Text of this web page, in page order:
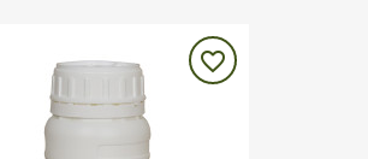
favorite_border